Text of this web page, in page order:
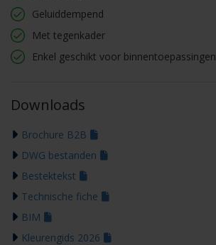
Geluiddempend
Met tegenkader
Enkel geschikt voor binnentoepassingen
Downloads
Brochure B2B
DWG bestanden
Bestektekst
Technische fiche
BIM
Kleurengids 2026